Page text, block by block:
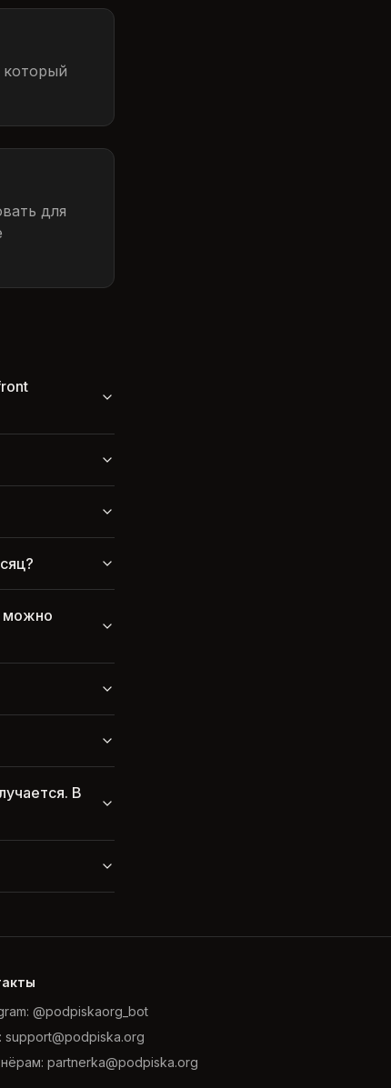
для
можно
В
@podpiskaorg_bot
support@podpiska.org
partnerka@podpiska.org